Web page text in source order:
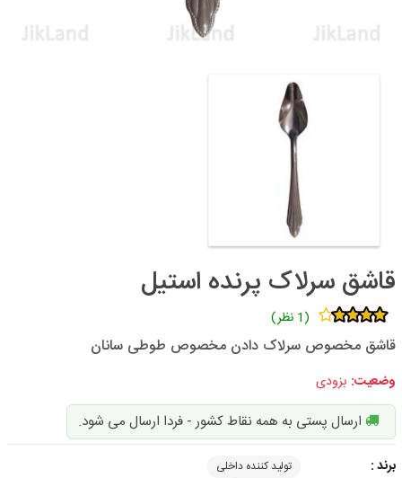
قاشق سرلاک پرنده استیل
(1 نظر)
قاشق مخصوص سرلاک دادن مخصوص طوطی سانان
وضعیت: بزودی
ارسال پستی به همه نقاط کشور - فردا ارسال می شود.
برند : تولید کننده داخلی